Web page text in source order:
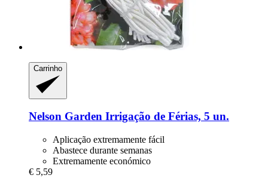
Carrinho
Nelson Garden Irrigação de Férias, 5 un.
Aplicação extremamente fácil
Abastece durante semanas
Extremamente económico
€ 5,59